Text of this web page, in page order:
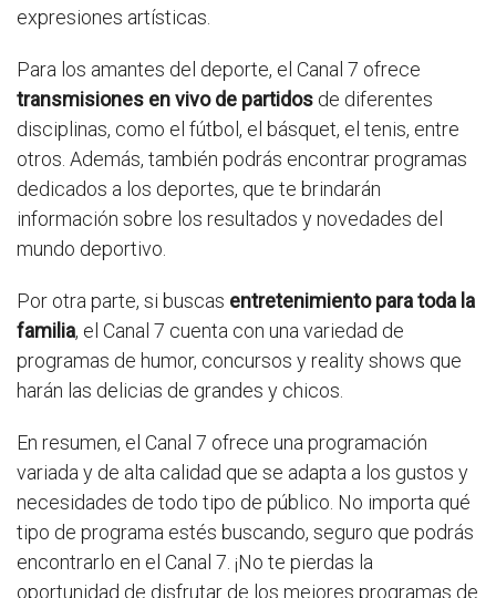
expresiones artísticas.
Para los amantes del deporte, el Canal 7 ofrece
transmisiones en vivo de partidos de diferentes
disciplinas, como el fútbol, el básquet, el tenis, entre
otros. Además, también podrás encontrar programas
dedicados a los deportes, que te brindarán
información sobre los resultados y novedades del
mundo deportivo.
Por otra parte, si buscas entretenimiento para toda la
familia, el Canal 7 cuenta con una variedad de
programas de humor, concursos y reality shows que
harán las delicias de grandes y chicos.
En resumen, el Canal 7 ofrece una programación
variada y de alta calidad que se adapta a los gustos y
necesidades de todo tipo de público. No importa qué
tipo de programa estés buscando, seguro que podrás
encontrarlo en el Canal 7. ¡No te pierdas la
oportunidad de disfrutar de los mejores programas de